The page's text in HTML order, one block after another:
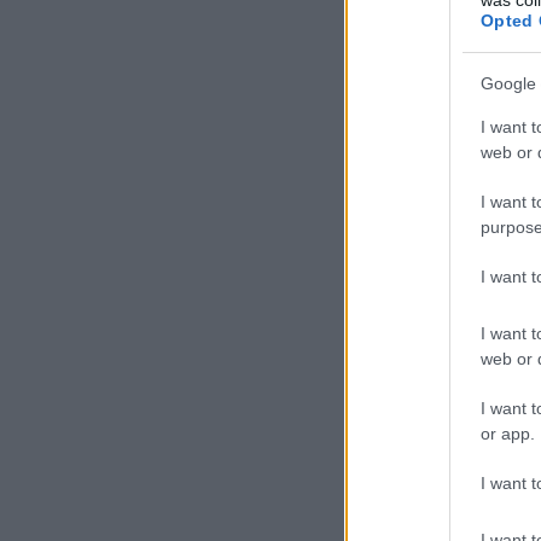
Opted
Google
I want
web or
I want
I want
I want
web or
I want
or app.
I want